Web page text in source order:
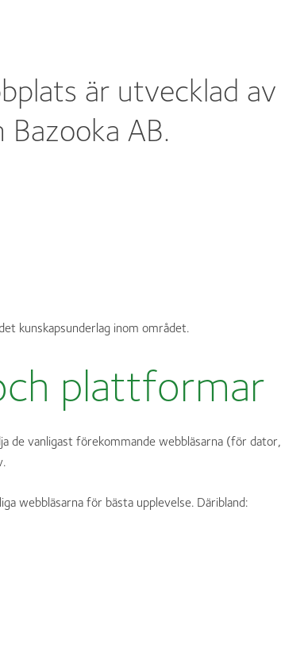
är utvecklad av
Bazooka AB.
kunskapsunderlag inom området.
plattformar
de vanligast förekommande webbläsarna (för dator,
webbläsarna för bästa upplevelse. Däribland: